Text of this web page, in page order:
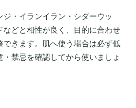
ジ・イランイラン・シダーウッ
などと相性が良く、目的に合わせ
できます。肌へ使う場合は必ず低
禁忌を確認してから使いましょ